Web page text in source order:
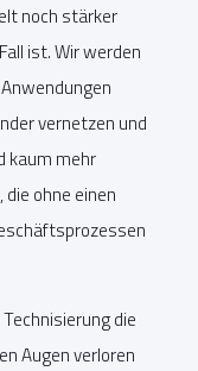
noch stärker
ist. Wir werden
vernetzen und
kaum mehr
ohne einen
die
Augen verloren